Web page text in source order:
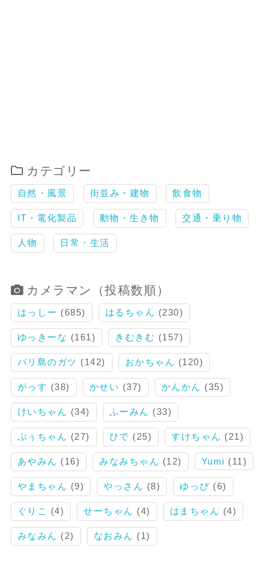
カテゴリー
自然・風景 街並み・建物 飲食物
IT・電化製品 動物・生き物 交通・乗り物
人物 日常・生活
カメラマン（投稿数順）
はっしー (685) はるちゃん (230)
ゆっきーな (161) きむきむ (157)
バリ島のガツ (142) おかちゃん (120)
がっす (38) かせい (37) かんかん (35)
けいちゃん (34) ふーみん (33)
ぷぅちゃん (27) ひで (25) すけちゃん (21)
あやみん (16) みなみちゃん (12) Yumi (11)
やまちゃん (9) やっさん (8) ゆっぴ (6)
ぐりこ (4) せーちゃん (4) はまちゃん (4)
みなみん (2) なおみん (1)